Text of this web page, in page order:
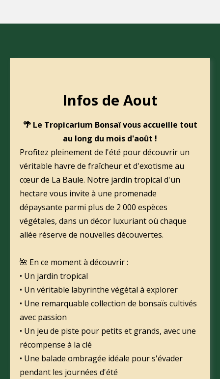
Infos de Aout
🌴 Le Tropicarium Bonsaï vous accueille tout
au long du mois d'août !
Profitez pleinement de l'été pour découvrir un
véritable havre de fraîcheur et d'exotisme au
cœur de La Baule. Notre jardin tropical d'un
hectare vous invite à une promenade
dépaysante parmi plus de 2 000 espèces
végétales, dans un décor luxuriant où chaque
allée réserve de nouvelles découvertes.
🌺 En ce moment à découvrir :
• Un jardin tropical
• Un véritable labyrinthe végétal à explorer
• Une remarquable collection de bonsaïs cultivés
avec passion
• Un jeu de piste pour petits et grands, avec une
récompense à la clé
• Une balade ombragée idéale pour s'évader
pendant les journées d'été